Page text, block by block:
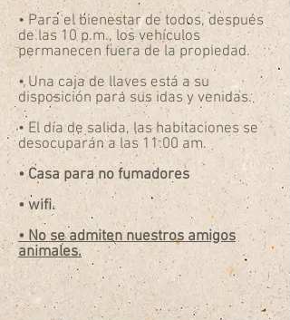
• Para el bienestar de todos, después
de las 10 p.m., los vehículos
permanecen fuera de la propiedad.
• Una caja de llaves está a su
disposición para sus idas y venidas.
• El día de salida, las habitaciones se
desocuparán a las 11:00 am.
• Casa para no fumadores
• wifi.
• No se admiten nuestros amigos
animales.